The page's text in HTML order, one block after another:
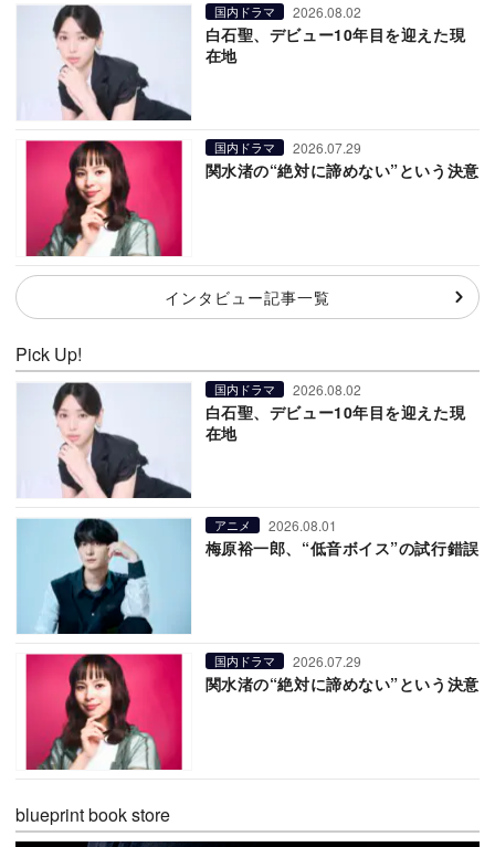
国内ドラマ 2026.08.02
白石聖、デビュー10年目を迎えた現
在地
国内ドラマ 2026.07.29
関水渚の“絶対に諦めない”という決意
インタビュー記事一覧
Pick Up!
国内ドラマ 2026.08.02
白石聖、デビュー10年目を迎えた現
在地
アニメ 2026.08.01
梅原裕一郎、“低音ボイス”の試行錯誤
国内ドラマ 2026.07.29
関水渚の“絶対に諦めない”という決意
blueprint book store